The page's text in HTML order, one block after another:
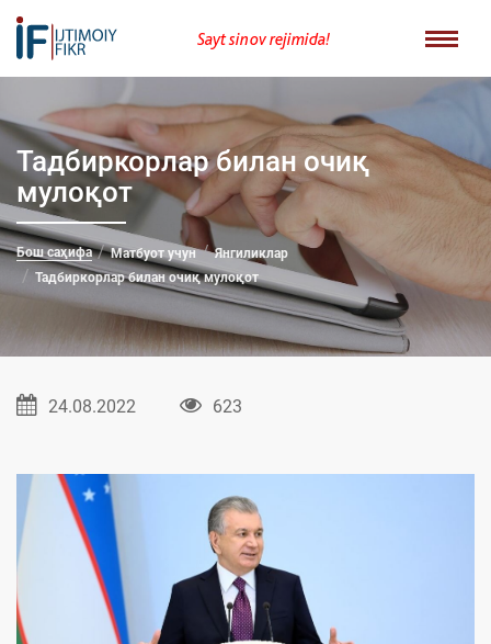
Sayt sinov rejimida!
Тадбиркорлар билан очиқ
мулоқот
Бош саҳифа Матбуот учун
Янгиликлар
Тадбиркорлар билан очиқ мулоқот
24.08.2022 623